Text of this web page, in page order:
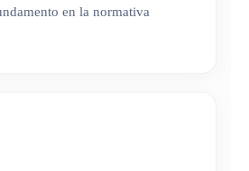
en la normativa